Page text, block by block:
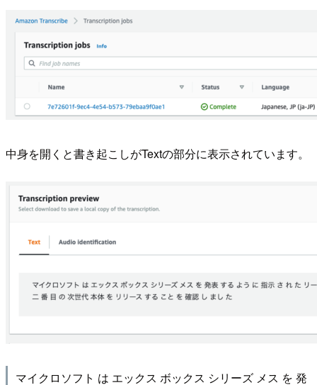
中身を開くと書き起こしがTextの部分に表示されています。
マイクロソフト は エックス ボックス シリーズ メス を 発